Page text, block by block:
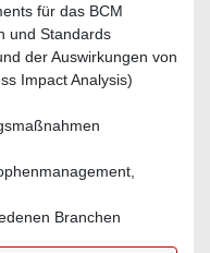
für das BCM
und Standards
der Auswirkungen von
Impact Analysis)
Branchen